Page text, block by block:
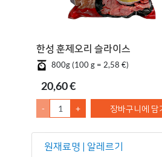
한성 훈제오리 슬라이스
800g (100 g = 2,58 €)
20,60 €
- + 장바구니에 담
원재료명 | 알레르기